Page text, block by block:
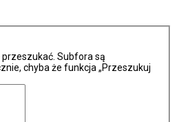
Subfora są
chyba że funkcja „Przeszukuj